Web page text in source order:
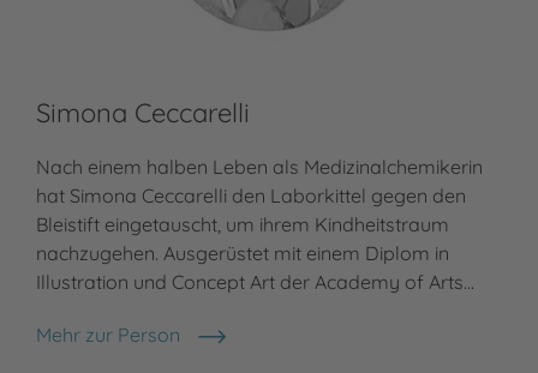
Simona Ceccarelli
Nach einem halben Leben als Medizinalchemikerin
hat Simona Ceccarelli den Laborkittel gegen den
Bleistift eingetauscht, um ihrem Kindheitstraum
nachzugehen. Ausgerüstet mit einem Diplom in
Illustration und Concept Art der Academy of Arts…
Mehr zur Person
Simona Ceccarelli